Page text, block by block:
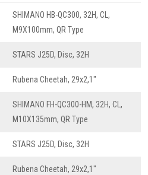
SHIMANO HB-QC300, 32H, CL,
M9X100mm, QR Type
STARS J25D, Disc, 32H
Rubena Cheetah, 29x2,1"
SHIMANO FH-QC300-HM, 32H, CL,
M10X135mm, QR Type
STARS J25D, Disc, 32H
Rubena Cheetah, 29x2,1"